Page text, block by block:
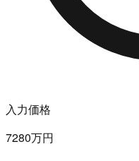
入力価格
7280万円